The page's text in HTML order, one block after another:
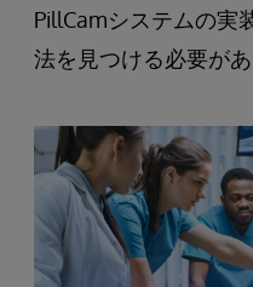
PillCamシステムの実
法を見つける必要があ